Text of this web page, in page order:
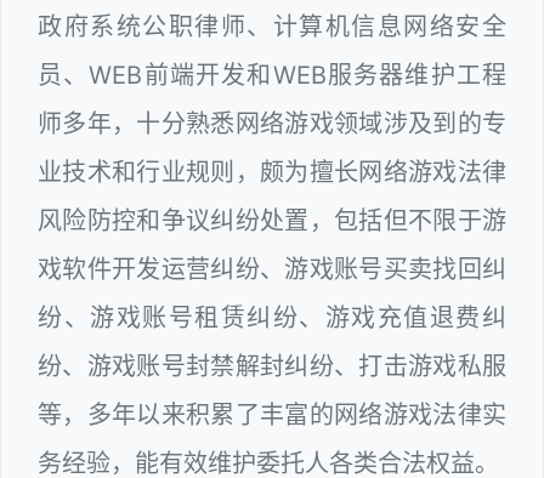
政府系统公职律师、计算机信息网络安全
员、WEB前端开发和WEB服务器维护工程
师多年，十分熟悉网络游戏领域涉及到的专
业技术和行业规则，颇为擅长网络游戏法律
风险防控和争议纠纷处置，包括但不限于游
戏软件开发运营纠纷、游戏账号买卖找回纠
纷、游戏账号租赁纠纷、游戏充值退费纠
纷、游戏账号封禁解封纠纷、打击游戏私服
等，多年以来积累了丰富的网络游戏法律实
务经验，能有效维护委托人各类合法权益。